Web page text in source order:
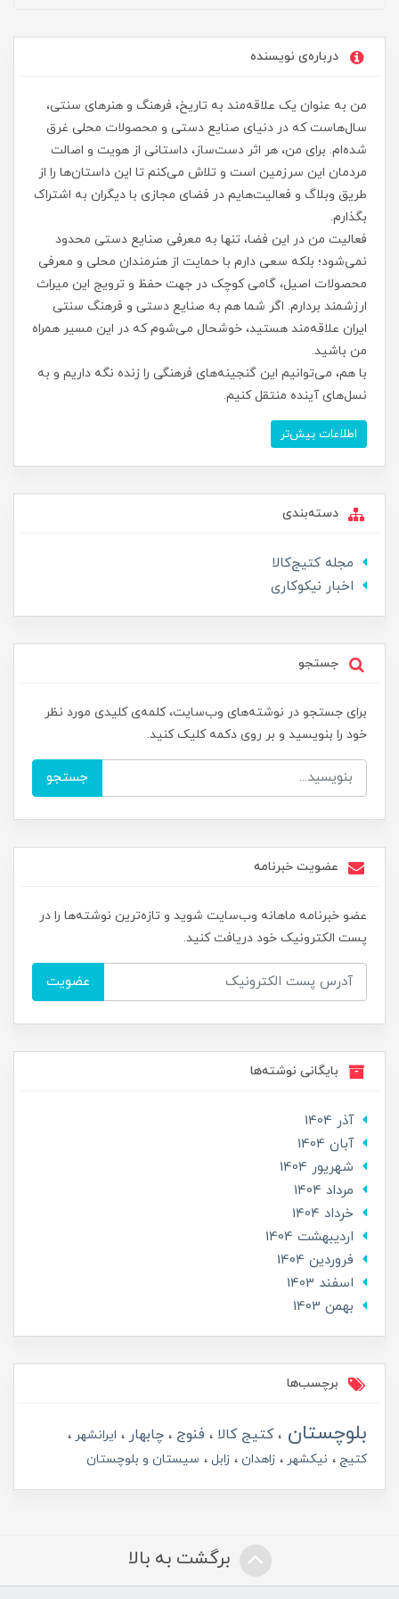
درباره‌ی نویسنده
من به عنوان یک علاقه‌مند به تاریخ، فرهنگ و هنرهای سنتی،
سال‌هاست که در دنیای صنایع دستی و محصولات محلی غرق
شده‌ام. برای من، هر اثر دست‌ساز، داستانی از هویت و اصالت
مردمان این سرزمین است و تلاش می‌کنم تا این داستان‌ها را از
طریق وبلاگ و فعالیت‌هایم در فضای مجازی با دیگران به اشتراک
بگذارم.
فعالیت من در این فضا، تنها به معرفی صنایع دستی محدود
نمی‌شود؛ بلکه سعی دارم با حمایت از هنرمندان محلی و معرفی
محصولات اصیل، گامی کوچک در جهت حفظ و ترویج این میراث
ارزشمند بردارم. اگر شما هم به صنایع دستی و فرهنگ سنتی
ایران علاقه‌مند هستید، خوشحال می‌شوم که در این مسیر همراه
من باشید.
با هم، می‌توانیم این گنجینه‌های فرهنگی را زنده نگه داریم و به
نسل‌های آینده منتقل کنیم.
اطلاعات بیش‌تر
دسته‌بندی
مجله کتیج‌کالا
اخبار نیکوکاری
جستجو
برای جستجو در نوشته‌های وب‌سایت، کلمه‌ی کلیدی مورد نظر
خود را بنویسید و بر روی دکمه کلیک کنید.
جستجو
عضویت خبرنامه
عضو خبرنامه ماهانه وب‌سایت شوید و تازه‌ترین نوشته‌ها را در
پست الکترونیک خود دریافت کنید.
عضویت
بایگانی نوشته‌ها
آذر 1404
آبان 1404
شهریور 1404
مرداد 1404
خرداد 1404
ارديبهشت 1404
فروردین 1404
اسفند 1403
بهمن 1403
برچسب‌ها
بلوچستان کتیج کالا فنوج چابهار
ایرانشهر
کتیج
نیکشهر زاهدان زابل سیستان و بلوچستان
برگشت به بالا